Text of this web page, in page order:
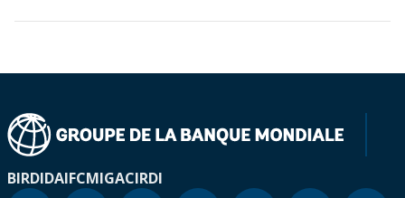
BIRDIDAIFCMIGACIRDI